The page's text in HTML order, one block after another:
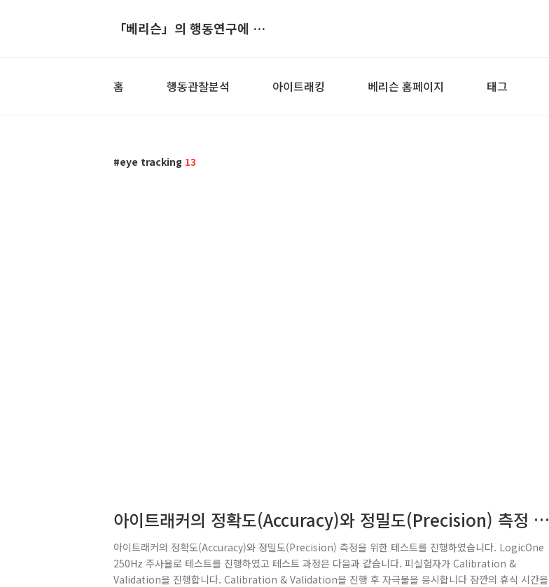
「베리슨」의 행동연구에 도움이 되는 블로그
홈 행동관찰분석 아이트래킹 베리슨 홈페이지 태그
eye tracking 13
아이트래커의 정확도(Accuracy)와 정밀도(Precision) 측정 방
법
아이트래커의 정확도(Accuracy)와 정밀도(Precision) 측정을 위한 테스트를 진행하였습니다. LogicOne
250Hz 주사율로 테스트를 진행하였고 테스트 과정은 다음과 같습니다. 피실험자가 Calibration &
Validation을 진행합니다. Calibration & Validation을 진행 후 자극물을 응시합니다 잠깐의 휴식 시간을